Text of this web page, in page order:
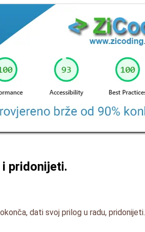
i pridonijeti.
dati svoj prilog u radu, pridonijeti.